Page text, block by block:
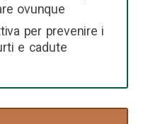
ovunque
per prevenire i
e cadute